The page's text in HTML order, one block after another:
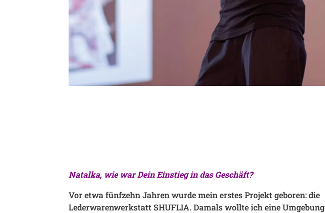
Natalka, wie war Dein Einstieg in das Geschäft?
Vor etwa fünfzehn Jahren wurde mein erstes Projekt geboren: die
Lederwarenwerkstatt SHUFLIA. Damals wollte ich eine Umgebung